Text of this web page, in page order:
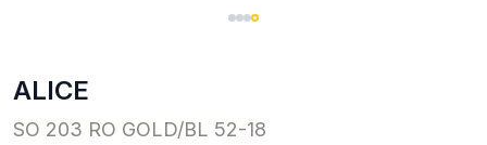
ALICE
SO 203 RO GOLD/BL 52-18